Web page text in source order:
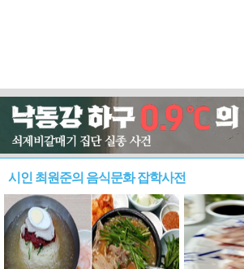
시인 최원준의 음식문화 잡학사전